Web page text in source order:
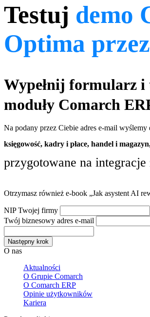
Testuj demo
Optima
Wypełnij formularz i
moduły Comarch
Na podany przez Ciebie adres e-mail
księgowość, kadry i płace, handel i
przygotowane na integracje
Otrzymasz również e-book „Jak asystent AI
NIP Twojej firmy
Twój biznesowy adres e-mail
Następny krok
O nas
Aktualności
O Grupie Comarch
O Comarch ERP
Opinie użytkowników
Kariera